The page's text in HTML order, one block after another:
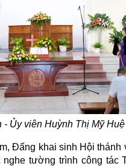
- Ủy viên Huỳnh Thị Mỹ
Đấng khai sinh Hội thánh
tường trình công tác